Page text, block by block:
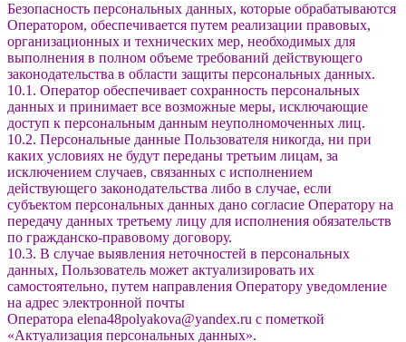
Безопасность персональных данных, которые обрабатываются
Оператором, обеспечивается путем реализации правовых,
организационных и технических мер, необходимых для
выполнения в полном объеме требований действующего
законодательства в области защиты персональных данных.
10.1. Оператор обеспечивает сохранность персональных
данных и принимает все возможные меры, исключающие
доступ к персональным данным неуполномоченных лиц.
10.2. Персональные данные Пользователя никогда, ни при
каких условиях не будут переданы третьим лицам, за
исключением случаев, связанных с исполнением
действующего законодательства либо в случае, если
субъектом персональных данных дано согласие Оператору на
передачу данных третьему лицу для исполнения обязательств
по гражданско-правовому договору.
10.3. В случае выявления неточностей в персональных
данных, Пользователь может актуализировать их
самостоятельно, путем направления Оператору уведомление
на адрес электронной почты
Оператора elena48polyakova@yandex.ru с пометкой
«Актуализация персональных данных».